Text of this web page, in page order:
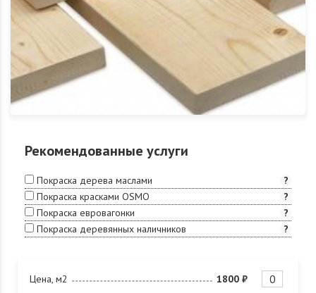
Цена, м2 1800 ₽
Рекомендованные услуги
Покраска дерева маслами
?
Покраска красками OSMO
?
Покраска евровагонки
?
Покраска деревянных наличников
?